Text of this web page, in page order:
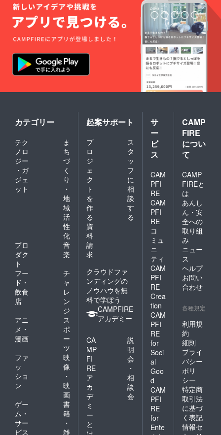
カテゴリー
テク
ノロ
ジー
・ガ
ジェ
ット
ま
ち
づ
く
り
・
地
域
活
性
化
プロ
ダク
ト
音
楽
フー
ド・
飲食
店
チ
ャ
レ
ン
ジ
アニ
メ・
漫画
ス
ポ
ー
ツ
ファ
ッ
ショ
ン
映
像
・
映
画
ゲー
ム・
サー
ビス
書
籍
・
雑
起案サポート
プ
ロ
ジ
ェ
ク
ト
を
作
る
ス
タ
ッ
フ
に
相
談
す
る
資
料
請
求
クラウドファ
ンディングの
ノウハウを無
料で学ぼう
CAMPFIRE
アカデミー
CA
MP
FI
RE
ア
カ
デ
ミ
ー
と
説
明
会
・
相
談
会
サ
ー
ビ
ス
CAM
PFI
RE
CAM
PFI
RE
コ
ミュ
ニ
ティ
CAM
PFI
RE
Crea
tion
CAM
PFI
RE
for
Soci
al
Goo
d
CAM
PFI
RE
for
Ente
CAMP
FIRE
につい
て
CAMP
FIREと
は
あんし
ん・安
全への
取り組
み
ニュー
ス
ヘルプ
お問い
合わせ
各種規定
利用規
約
細則
プライ
バシー
ポリ
シー
特定商
取引法
に基づ
く表記
情報セ